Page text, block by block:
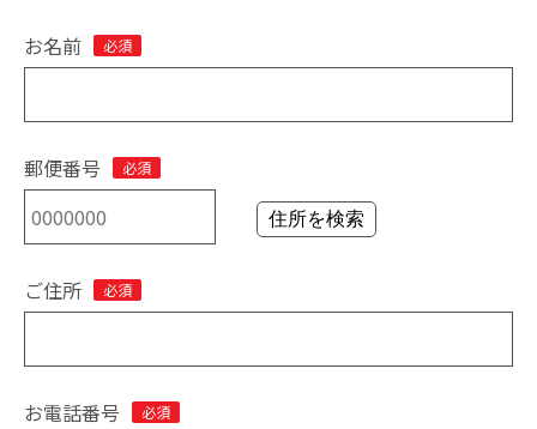
お名前 必須
郵便番号 必須
住所を検索
ご住所 必須
お電話番号 必須